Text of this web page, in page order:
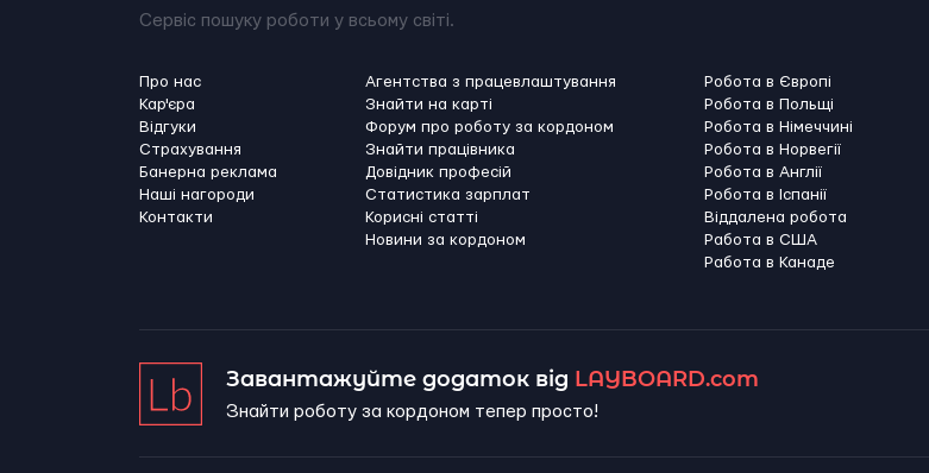
Сервіс пошуку роботи у всьому світі.
Про нас
Кар'єра
Відгуки
Страхування
Банерна реклама
Наші нагороди
Контакти
Агентства з працевлаштування
Знайти на карті
Форум про роботу за кордоном
Знайти працівника
Довідник професій
Статистика зарплат
Корисні статті
Новини за кордоном
Робота в Європі
Робота в Польщі
Робота в Німеччині
Робота в Норвегії
Робота в Англії
Робота в Іспанії
Віддалена робота
Работа в США
Работа в Канадe
Завантажуйте додаток від LAYBOARD.com
Знайти роботу за кордоном тепер просто!